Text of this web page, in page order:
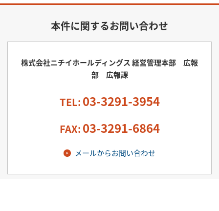
本件に関するお問い合わせ
株式会社ニチイホールディングス 経営管理本部 広報
部 広報課
TEL: 03-3291-3954
FAX: 03-3291-6864
メールからお問い合わせ